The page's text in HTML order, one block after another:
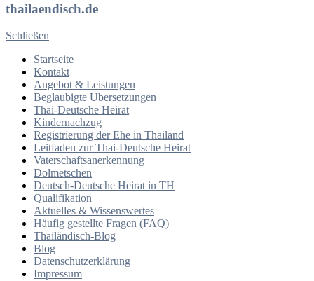
thailaendisch.de
Schließen
Startseite
Kontakt
Angebot & Leistungen
Beglaubigte Übersetzungen
Thai-Deutsche Heirat
Kindernachzug
Registrierung der Ehe in Thailand
Leitfaden zur Thai-Deutsche Heirat
Vaterschaftsanerkennung
Dolmetschen
Deutsch-Deutsche Heirat in TH
Qualifikation
Aktuelles & Wissenswertes
Häufig gestellte Fragen (FAQ)
Thailändisch-Blog
Blog
Datenschutzerklärung
Impressum